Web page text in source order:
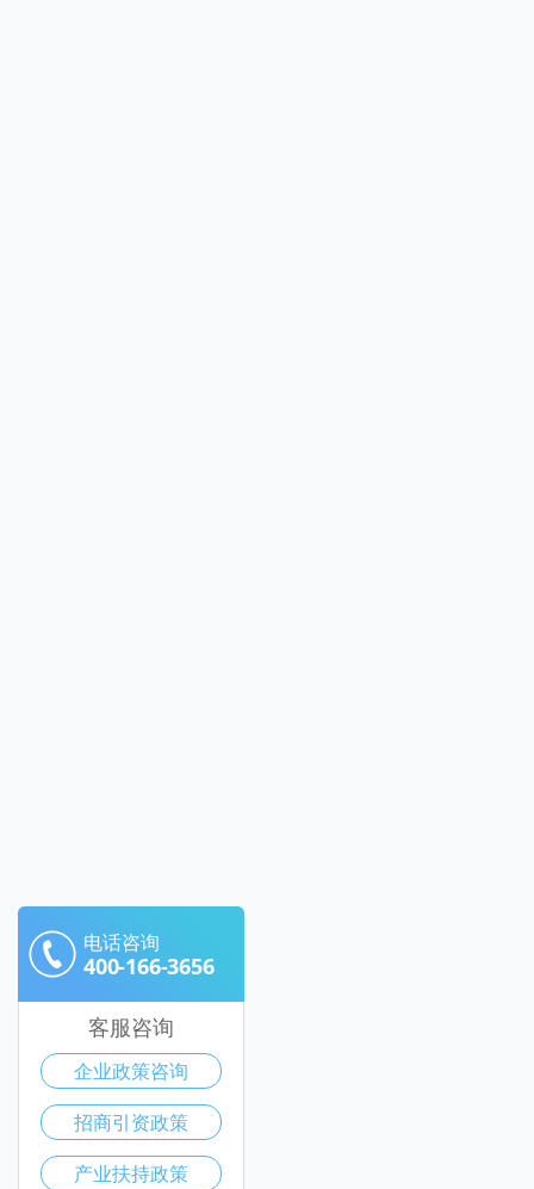
电话咨询
400-166-3656
客服咨询
企业政策咨询
招商引资政策
产业扶持政策